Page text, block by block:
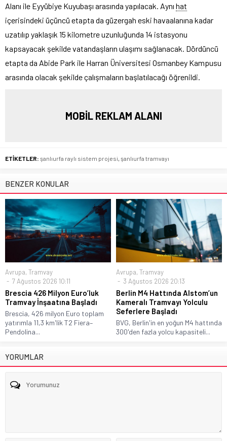
Alanı ile Eyyübiye Kuyubaşı arasında yapılacak. Aynı hat
içerisindeki üçüncü etapta da güzergah eski havaalanına kadar
uzatılıp yaklaşık 15 kilometre uzunluğunda 14 istasyonu
kapsayacak şekilde vatandaşların ulaşımı sağlanacak. Dördüncü
etapta da Abide Park ile Harran Üniversitesi Osmanbey Kampusu
arasında olacak şekilde çalışmaların başlatılacağı öğrenildi.
MOBİL REKLAM ALANI
ETİKETLER: şanlıurfa raylı sistem projesi şanlıurfa tramvayı
BENZER KONULAR
Avrupa, Tramvay
7 Ağustos 2026 10:11
Brescia 426 Milyon Euro’luk
Tramvay İnşaatına Başladı
Brescia, 426 milyon Euro toplam
yatırımla 11,3 km'lik T2 Fiera–
Pendolina...
Avrupa, Tramvay
3 Ağustos 2026 20:13
Berlin M4 Hattında Alstom’un
Kameralı Tramvayı Yolculu
Seferlere Başladı
BVG, Berlin'in en yoğun M4 hattında
300'den fazla yolcu kapasiteli...
YORUMLAR